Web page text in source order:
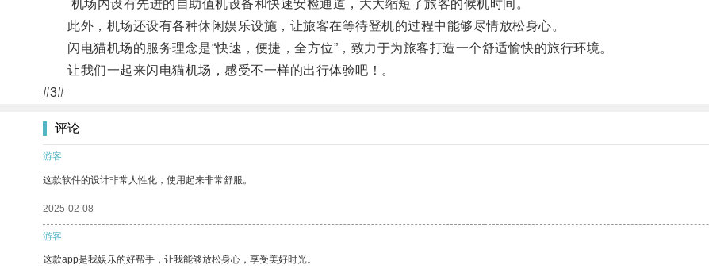
机场内设有先进的自助值机设备和快速安检通道，大大缩短了旅客的候机时间。
此外，机场还设有各种休闲娱乐设施，让旅客在等待登机的过程中能够尽情放松身心。
闪电猫机场的服务理念是“快速，便捷，全方位”，致力于为旅客打造一个舒适愉快的旅行环境。
让我们一起来闪电猫机场，感受不一样的出行体验吧！。
#3#
评论
游客
这款软件的设计非常人性化，使用起来非常舒服。
2025-02-08
游客
这款app是我娱乐的好帮手，让我能够放松身心，享受美好时光。